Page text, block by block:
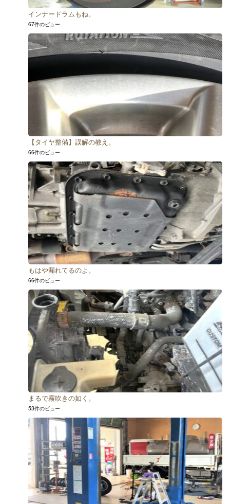
インナードラムもね。
67件のビュー
【タイヤ整備】誤解の教え。
66件のビュー
もはや漏れてるのよ。
66件のビュー
まるで霧吹きの如く。
53件のビュー